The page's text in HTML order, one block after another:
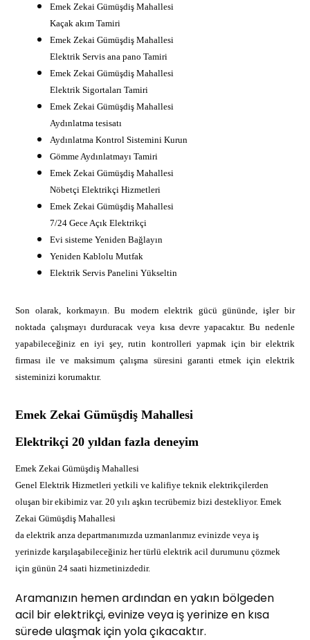
Emek Zekai Gümüşdiş Mahallesi
Kaçak akım Tamiri
Emek Zekai Gümüşdiş Mahallesi
Elektrik Servis ana pano Tamiri
Emek Zekai Gümüşdiş Mahallesi
Elektrik Sigortaları Tamiri
Emek Zekai Gümüşdiş Mahallesi
Aydınlatma tesisatı
Aydınlatma Kontrol Sistemini Kurun
Gömme Aydınlatmayı Tamiri
Emek Zekai Gümüşdiş Mahallesi
Nöbetçi Elektrikçi Hizmetleri
Emek Zekai Gümüşdiş Mahallesi
7/24 Gece Açık Elektrikçi
Evi sisteme Yeniden Bağlayın
Yeniden Kablolu Mutfak
Elektrik Servis Panelini Yükseltin
Son olarak, korkmayın. Bu modern elektrik gücü gününde, işler bir
noktada çalışmayı durduracak veya kısa devre yapacaktır. Bu nedenle
yapabileceğiniz en iyi şey, rutin kontrolleri yapmak için bir elektrik
firması ile ve maksimum çalışma süresini garanti etmek için elektrik
sisteminizi korumaktır.
Emek Zekai Gümüşdiş Mahallesi
Elektrikçi 20 yıldan fazla deneyim
Emek Zekai Gümüşdiş Mahallesi
Genel Elektrik Hizmetleri yetkili ve kalifiye teknik elektrikçilerden
oluşan bir ekibimiz var. 20 yılı aşkın tecrübemiz bizi destekliyor. Emek
Zekai Gümüşdiş Mahallesi
da elektrik arıza departmanımızda uzmanlarımız evinizde veya iş
yerinizde karşılaşabileceğiniz her türlü elektrik acil durumunu çözmek
için günün 24 saati hizmetinizdedir.
Aramanızın hemen ardından en yakın bölgeden
acil bir elektrikçi, evinize veya iş yerinize en kısa
sürede ulaşmak için yola çıkacaktır.